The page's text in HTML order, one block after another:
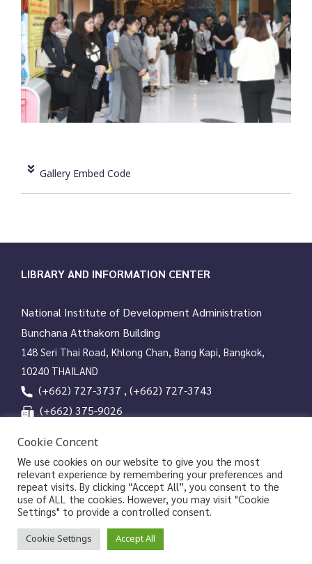
Gallery Embed Code
LIBRARY AND INFORMATION CENTER
National Institute of Development Administration
Bunchana Atthakorn Building
148 Seri Thai Road, Khlong Chan, Bang Kapi, Bangkok,
10240 THAILAND
(+662) 727-3737 , (+662) 727-3743
(+662) 375-9026
Line OA
Copyrights © 2026 Library and Information Center, NIDA
Cookie Concent
We use cookies on our website to give you the most
relevant experience by remembering your preferences and
repeat visits. By clicking “Accept All”, you consent to the
use of ALL the cookies. However, you may visit "Cookie
Settings" to provide a controlled consent.
Cookie Settings Accept All